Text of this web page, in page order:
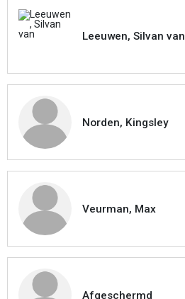
Leeuwen, Silvan van
Norden, Kingsley
Veurman, Max
Afgeschermd